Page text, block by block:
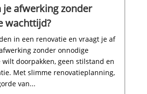
je afwerking zonder
wachttijd?
in een renovatie en vraagt je af
zonder onnodige
wilt doorpakken, geen stilstand en
Met slimme renovatieplanning,
van...